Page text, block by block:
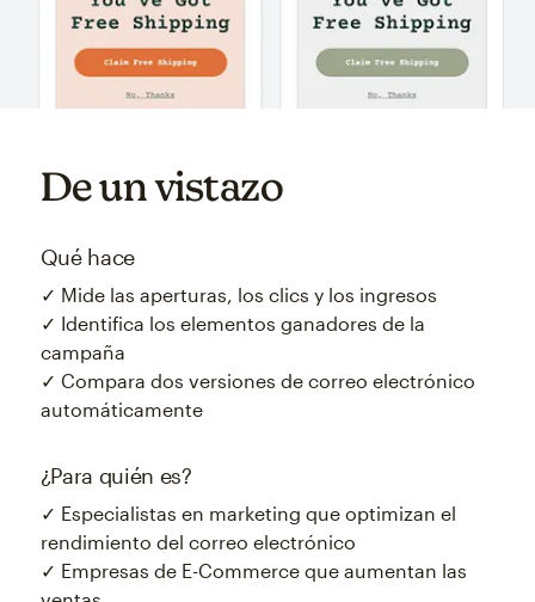
De un vistazo
Qué hace
✓ Mide las aperturas, los clics y los ingresos
✓ Identifica los elementos ganadores de la
campaña
✓ Compara dos versiones de correo electrónico
automáticamente
¿Para quién es?
✓ Especialistas en marketing que optimizan el
rendimiento del correo electrónico
✓ Empresas de E-Commerce que aumentan las